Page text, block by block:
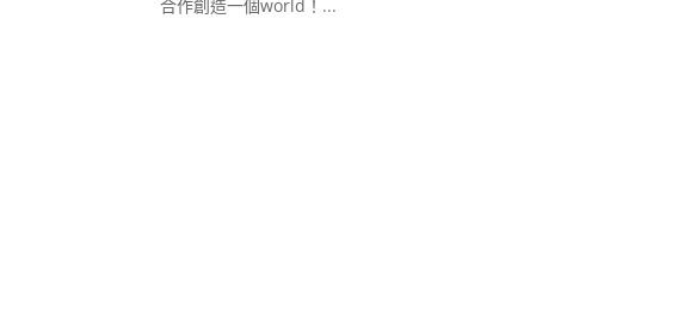
合作創造一個world！...